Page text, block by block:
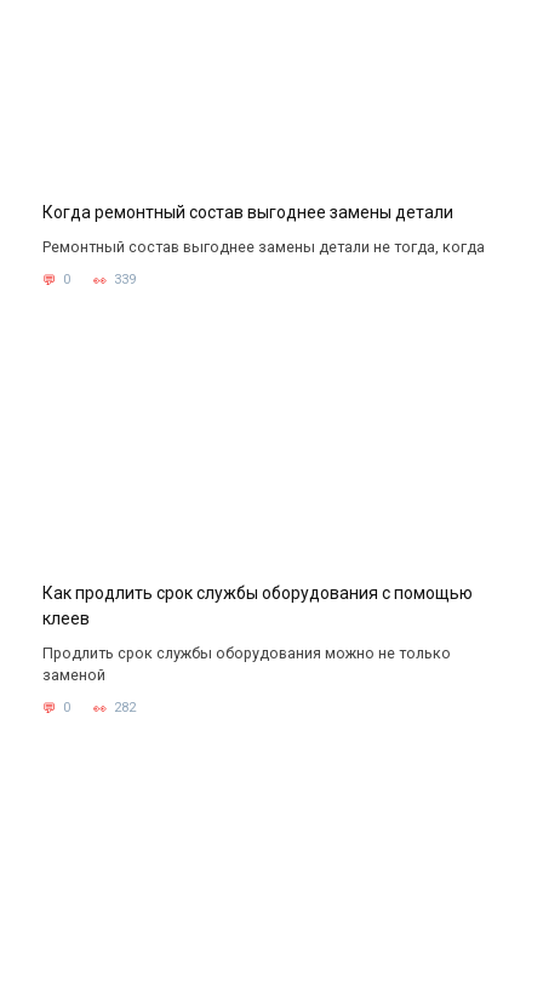
Когда ремонтный состав выгоднее замены детали
Ремонтный состав выгоднее замены детали не тогда, когда
0 339
Как продлить срок службы оборудования с помощью
клеев
Продлить срок службы оборудования можно не только
заменой
0 282